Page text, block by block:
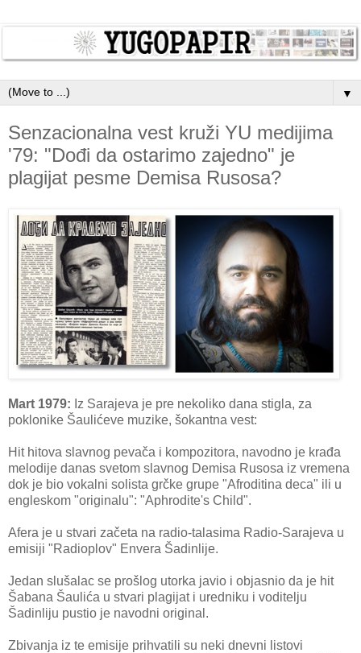
▼
Senzacionalna vest kruži YU medijima
'79: "Dođi da ostarimo zajedno" je
plagijat pesme Demisa Rusosa?
Mart 1979: Iz Sarajeva je pre nekoliko dana stigla, za
poklonike Šaulićeve muzike, šokantna vest:
Hit hitova slavnog pevača i kompozitora, navodno je krađa
melodije danas svetom slavnog Demisa Rusosa iz vremena
dok je bio vokalni solista grčke grupe "Afroditina deca" ili u
engleskom "originalu": "Aphrodite's Child".
Afera je u stvari začeta na radio-talasima Radio-Sarajeva u
emisiji "Radioplov" Envera Šadinlije.
Jedan slušalac se prošlog utorka javio i objasnio da je hit
Šabana Šaulića u stvari plagijat i uredniku i voditelju
Šadinliju pustio je navodni original.
Zbivanja iz te emisije prihvatili su neki dnevni listovi